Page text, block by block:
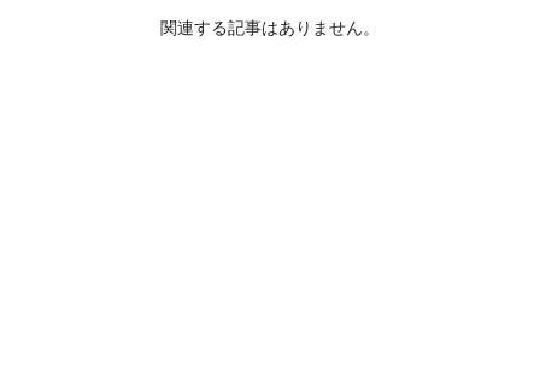
関連する記事はありません。